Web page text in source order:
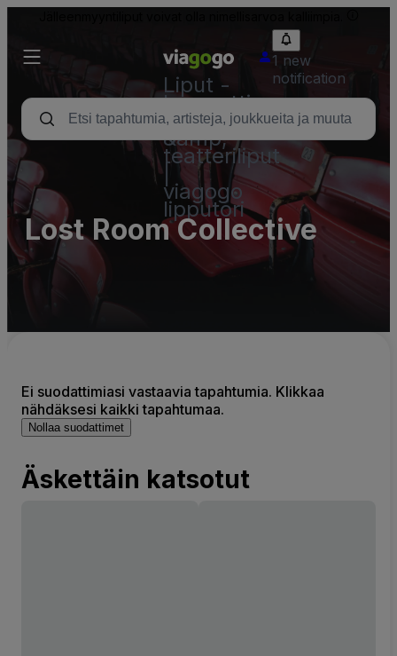
Liput -
konsertti,
urheilu
&amp;
teatteriliput
viagogo
lipputori
1 new
notification
Lost Room Collective
Ei suodattimiasi vastaavia tapahtumia. Klikkaa
nähdäksesi kaikki tapahtumaa.
Nollaa suodattimet
Äskettäin katsotut